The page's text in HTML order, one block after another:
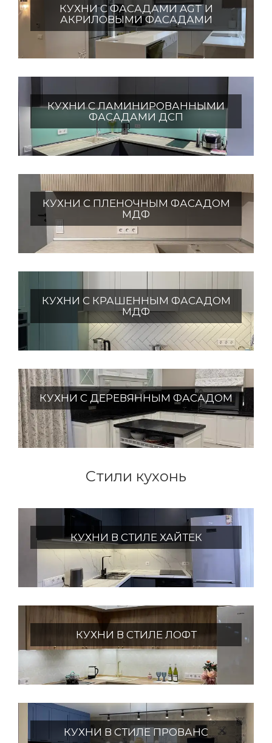
КУХНИ С ФАСАДАМИ AGT И
АКРИЛОВЫМИ ФАСАДАМИ
КУХНИ С ЛАМИНИРОВАННЫМИ
ФАСАДАМИ ДСП
КУХНИ С ПЛЕНОЧНЫМ ФАСАДОМ
МДФ
КУХНИ С КРАШЕННЫМ ФАСАДОМ
МДФ
КУХНИ С ДЕРЕВЯННЫМ ФАСАДОМ
Стили кухонь
КУХНИ В СТИЛЕ ХАЙТЕК
КУХНИ В СТИЛЕ ЛОФТ
КУХНИ В СТИЛЕ ПРОВАНС